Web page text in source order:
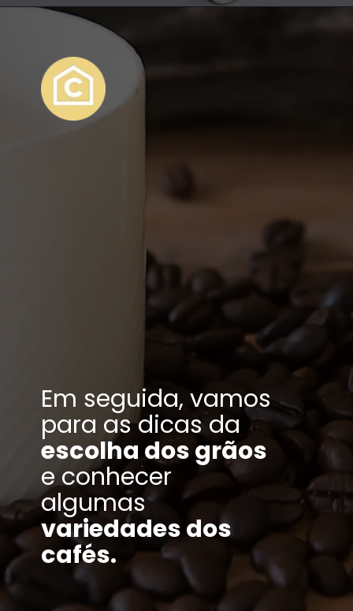
Em seguida, vamos
para as dicas da
escolha dos grãos
e conhecer
algumas
variedades dos
cafés.